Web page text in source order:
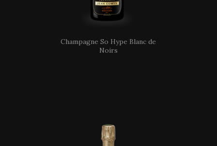
Champagne So Hype Blanc de
Noirs